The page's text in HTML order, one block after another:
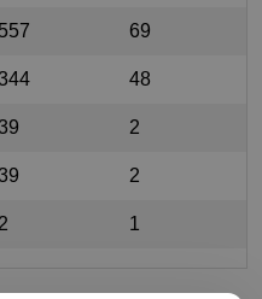
69
48
2
2
1